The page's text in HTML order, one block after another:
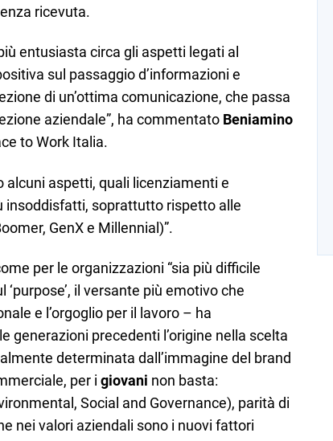
ricevuta.
entusiasta circa gli aspetti legati al
sul passaggio d’informazioni e
di un’ottima comunicazione, che passa
aziendale”, ha commentato Beniamino
to Work Italia.
alcuni aspetti, quali licenziamenti e
insoddisfatti, soprattutto rispetto alle
GenX e Millennial)”.
per le organizzazioni “sia più difficile
il versante più emotivo che
e l’orgoglio per il lavoro – ha
generazioni precedenti l’origine nella scelta
determinata dall’immagine del brand
per i giovani non basta:
Social and Governance), parità di
nei valori aziendali sono i nuovi fattori